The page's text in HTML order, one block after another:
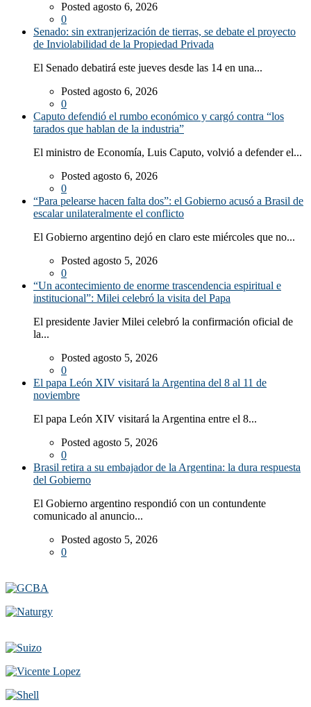
Posted agosto 6, 2026
0
Senado: sin extranjerización de tierras, se debate el proyecto
de Inviolabilidad de la Propiedad Privada
El Senado debatirá este jueves desde las 14 en una...
Posted agosto 6, 2026
0
Caputo defendió el rumbo económico y cargó contra “los
tarados que hablan de la industria”
El ministro de Economía, Luis Caputo, volvió a defender el...
Posted agosto 6, 2026
0
“Para pelearse hacen falta dos”: el Gobierno acusó a Brasil de
escalar unilateralmente el conflicto
El Gobierno argentino dejó en claro este miércoles que no...
Posted agosto 5, 2026
0
“Un acontecimiento de enorme trascendencia espiritual e
institucional”: Milei celebró la visita del Papa
El presidente Javier Milei celebró la confirmación oficial de
la...
Posted agosto 5, 2026
0
El papa León XIV visitará la Argentina del 8 al 11 de
noviembre
El papa León XIV visitará la Argentina entre el 8...
Posted agosto 5, 2026
0
Brasil retira a su embajador de la Argentina: la dura respuesta
del Gobierno
El Gobierno argentino respondió con un contundente
comunicado al anuncio...
Posted agosto 5, 2026
0